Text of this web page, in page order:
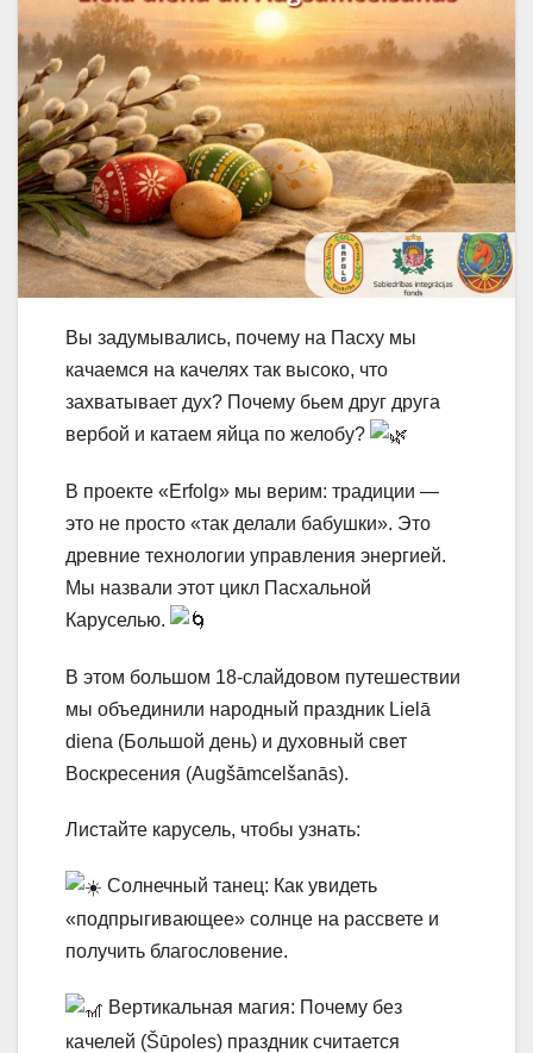
Вы задумывались, почему на Пасху мы
качаемся на качелях так высоко, что
захватывает дух? Почему бьем друг друга
вербой и катаем яйца по желобу?
В проекте «Erfolg» мы верим: традиции —
это не просто «так делали бабушки». Это
древние технологии управления энергией.
Мы назвали этот цикл Пасхальной
Каруселью.
В этом большом 18-слайдовом путешествии
мы объединили народный праздник Lielā
diena (Большой день) и духовный свет
Воскресения (Augšāmcelšanās).
Листайте карусель, чтобы узнать:
Солнечный танец: Как увидеть
«подпрыгивающее» солнце на рассвете и
получить благословение.
Вертикальная магия: Почему без
качелей (Šūpoles) праздник считается